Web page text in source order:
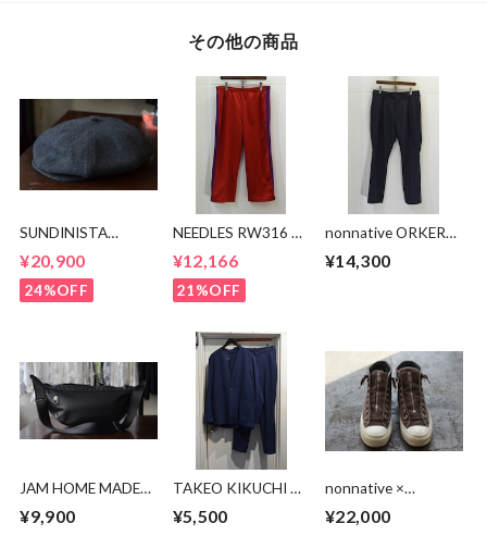
その他の商品
SUNDINISTA
ケット
¥20,900
24%OFF
NEEDLES RW316 ト
¥12,166
21%OFF
nonnative ORKER
GABARDINE
¥14,300
JAM HOME MADE
ナナ ショルダーバ
¥9,900
TAKEO KIKUCHI ノ
プ
¥5,500
nonnative ×
DWELLER TRAINER
¥22,000